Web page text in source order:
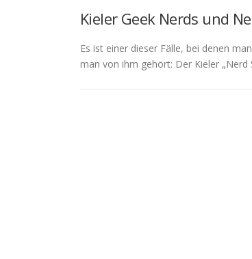
Kieler Geek Nerds und
Es ist einer dieser Fälle, bei denen
man von ihm gehört: Der Kieler „Nerd